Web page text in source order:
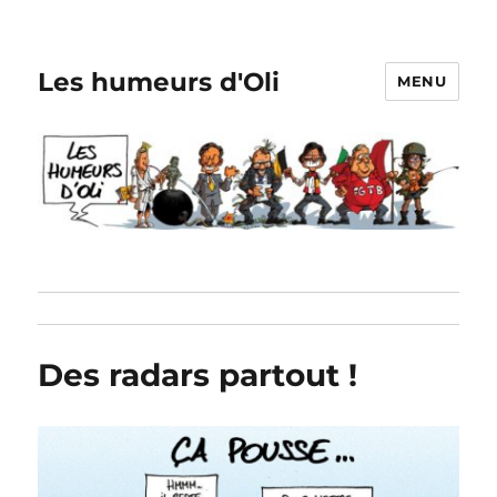
Les humeurs d'Oli MENU
Des radars partout !